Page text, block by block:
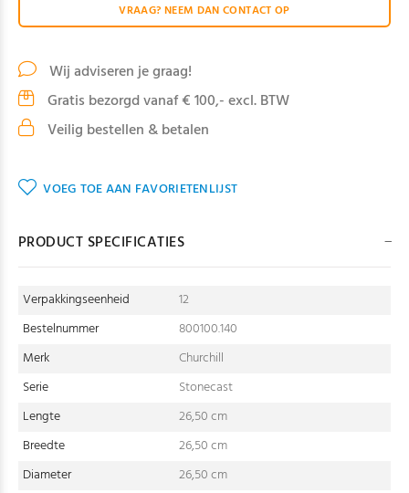
VRAAG? NEEM DAN CONTACT OP
Wij adviseren je graag!
Gratis bezorgd vanaf € 100,- excl. BTW
Veilig bestellen & betalen
VOEG TOE AAN FAVORIETENLIJST
PRODUCT SPECIFICATIES
Verpakkingseenheid
12
Bestelnummer
800100.140
Merk
Churchill
Serie
Stonecast
Lengte
26,50 cm
Breedte
26,50 cm
Diameter
26,50 cm